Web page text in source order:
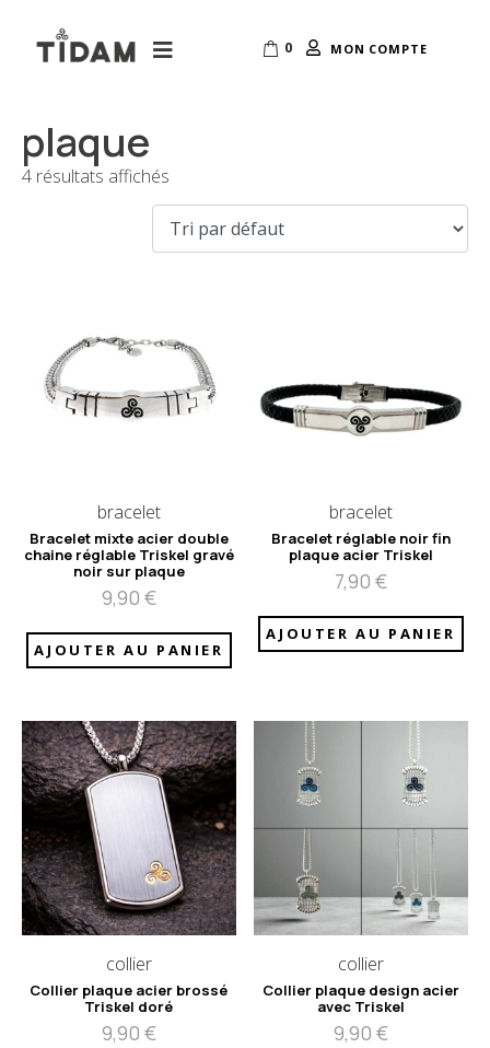
0 MON COMPTE
plaque
4 résultats affichés
bracelet
Bracelet mixte acier double
chaine réglable Triskel gravé
noir sur plaque
9,90 €
AJOUTER AU PANIER
bracelet
Bracelet réglable noir fin
plaque acier Triskel
7,90€
AJOUTER AU PANIER
collier
Collier plaque acier brossé
Triskel doré
9,90 €
collier
Collier plaque design acier
avec Triskel
9,90€